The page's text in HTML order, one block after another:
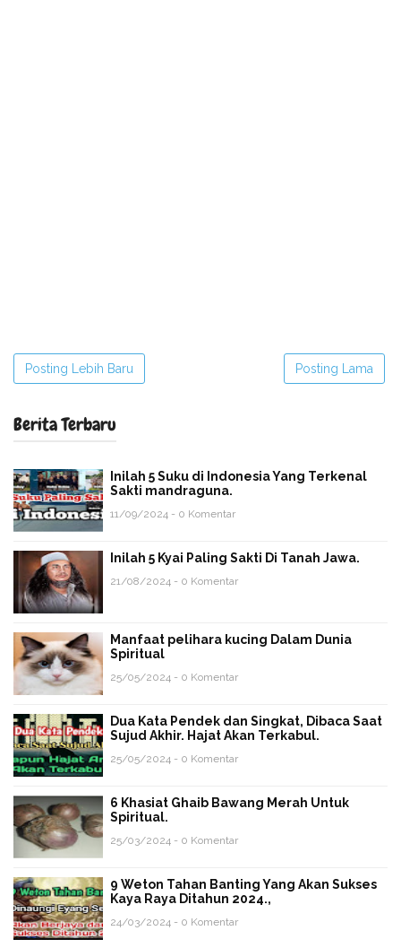
Posting Lebih Baru Posting Lama
Berita Terbaru
Inilah 5 Suku di Indonesia Yang Terkenal
Sakti mandraguna.
11/09/2024 - 0 Komentar
Inilah 5 Kyai Paling Sakti Di Tanah Jawa.
21/08/2024 - 0 Komentar
Manfaat pelihara kucing Dalam Dunia
Spiritual
25/05/2024 - 0 Komentar
Dua Kata Pendek dan Singkat, Dibaca Saat
Sujud Akhir. Hajat Akan Terkabul.
25/05/2024 - 0 Komentar
6 Khasiat Ghaib Bawang Merah Untuk
Spiritual.
25/03/2024 - 0 Komentar
9 Weton Tahan Banting Yang Akan Sukses
Kaya Raya Ditahun 2024.,
24/03/2024 - 0 Komentar